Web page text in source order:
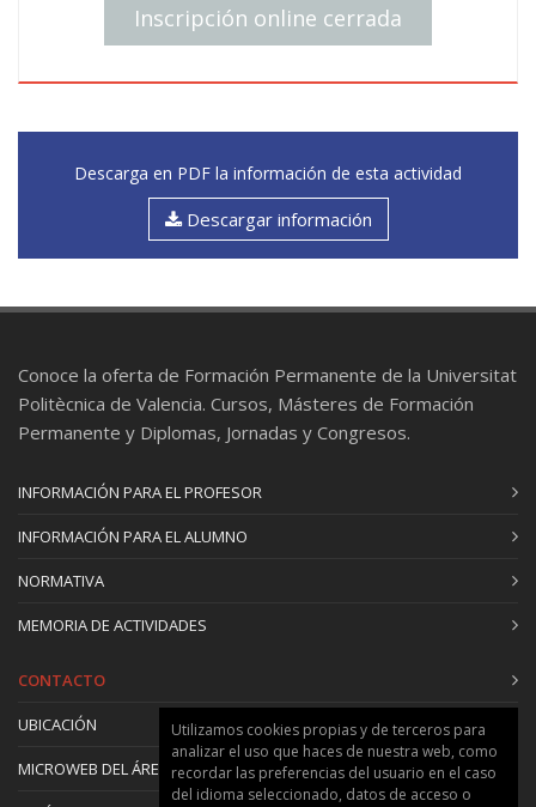
Inscripción online cerrada
Descarga en PDF la información de esta actividad
Descargar información
Conoce la oferta de Formación Permanente de la Universitat
Politècnica de Valencia. Cursos, Másteres de Formación
Permanente y Diplomas, Jornadas y Congresos.
INFORMACIÓN PARA EL PROFESOR
INFORMACIÓN PARA EL ALUMNO
NORMATIVA
MEMORIA DE ACTIVIDADES
CONTACTO
UBICACIÓN
MICROWEB DEL ÁREA
Utilizamos cookies propias y de terceros para
analizar el uso que haces de nuestra web, como
recordar las preferencias del usuario en el caso
del idioma seleccionado, datos de acceso o